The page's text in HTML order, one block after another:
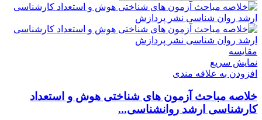
مقايسه
نمایش سریع
افزودن به علاقه مندی
خلاصه مباحث آزمون های شناختی هوش و استعداد
کارشناسی ارشد روانشناسی...